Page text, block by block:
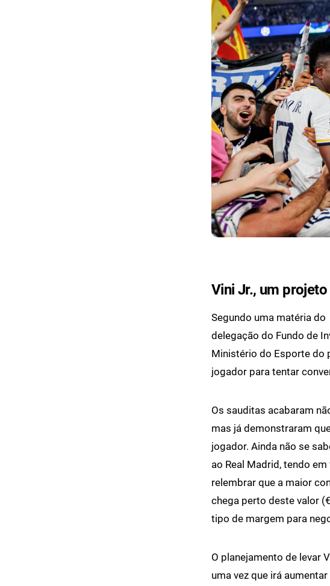
Vini Jr., um
Segundo uma matéria do
delegação do Fundo de
Ministério do Esporte do
jogador para tentar
Os sauditas acabaram
mas já demonstraram
jogador. Ainda não se
ao Real Madrid, tendo
relembrar que a maior
chega perto deste valor
tipo de margem para
O planejamento de levar
uma vez que irá